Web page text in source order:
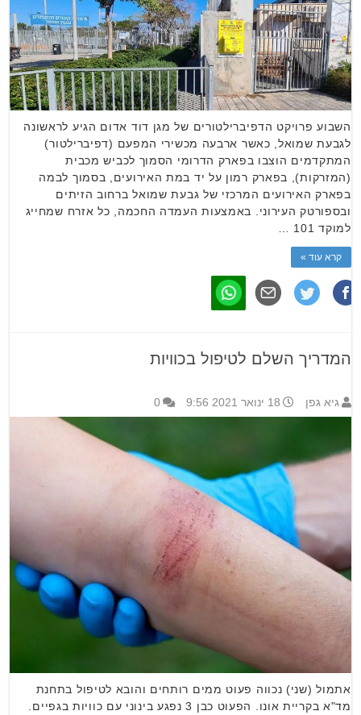
השבוע פרויקט הדפיברילטורים של מגן דוד אדום הגיע לראשונה
לגבעת שמואל, כאשר ארבעה מכשירי המפעם (דפיברילטור)
המתקדמים הוצבו בפארק הדרומי הסמוך לכביש מכבית
(המזרקות), בפארק רמון על יד במת האירועים, בסמוך לבמה
בפארק האירועים המרכזי של גבעת שמואל ברחוב הזיתים
ובספורטק העירוני. באמצעות העמדה החכמה, כל אזרח שמחייג
למוקד 101 …
קרא עוד »
המדריך השלם לטיפול בכוויות
גיא גפן 18 ינואר 2021 9:56 0
אתמול (שני) נכווה פעוט ממים רותחים והובא לטיפול בתחנת
מד"א בקריית אונו. הפעוט כבן 3 נפגע בינוני עם כוויות בגפיים.